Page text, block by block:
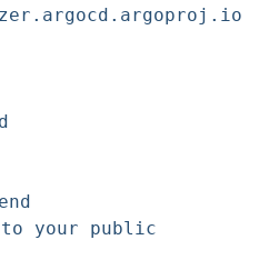
to your public